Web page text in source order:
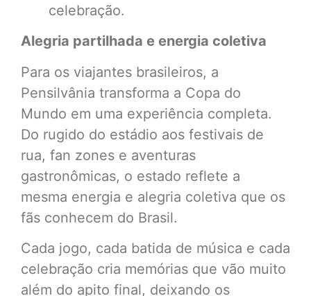
celebração.
Alegria partilhada e energia coletiva
Para os viajantes brasileiros, a
Pensilvânia transforma a Copa do
Mundo em uma experiência completa.
Do rugido do estádio aos festivais de
rua, fan zones e aventuras
gastronômicas, o estado reflete a
mesma energia e alegria coletiva que os
fãs conhecem do Brasil.
Cada jogo, cada batida de música e cada
celebração cria memórias que vão muito
além do apito final, deixando os